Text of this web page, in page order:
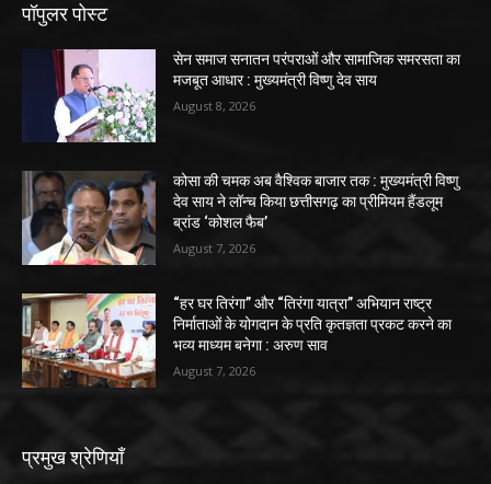
पॉपुलर पोस्ट
सेन समाज सनातन परंपराओं और सामाजिक समरसता का
मजबूत आधार : मुख्यमंत्री विष्णु देव साय
August 8, 2026
कोसा की चमक अब वैश्विक बाजार तक : मुख्यमंत्री विष्णु
देव साय ने लॉन्च किया छत्तीसगढ़ का प्रीमियम हैंडलूम
ब्रांड ‘कोशल फैब’
August 7, 2026
“हर घर तिरंगा” और “तिरंगा यात्रा” अभियान राष्ट्र
निर्माताओं के योगदान के प्रति कृतज्ञता प्रकट करने का
भव्य माध्यम बनेगा : अरुण साव
August 7, 2026
प्रमुख श्रेणियाँ